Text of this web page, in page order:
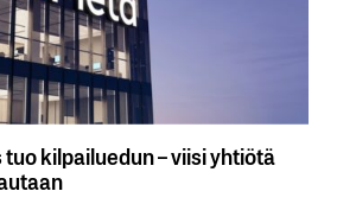
kilpailuedun – viisi yhtiötä